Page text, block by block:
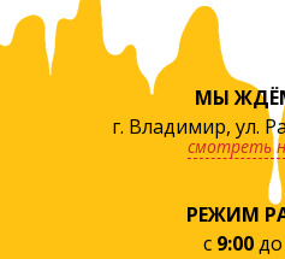
МЫ
г. Владимир, ул.
смотреть
РЕЖИМ
с 9:00до